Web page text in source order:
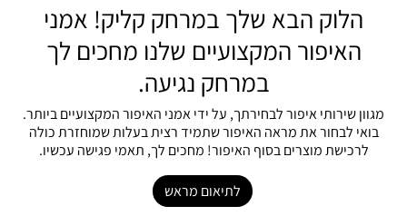
הלוק הבא שלך במרחק קליק! אמני
האיפור המקצועיים שלנו מחכים לך
במרחק נגיעה.
מגוון שירותי איפור לבחירתך, על ידי אמני האיפור המקצועיים ביותר.
בואי לבחור את מראה האיפור שתמיד רצית בעלות שמוחזרת כולה
לרכישת מוצרים בסוף האיפור! מחכים לך, תאמי פגישה עכשיו.
לתיאום מראש